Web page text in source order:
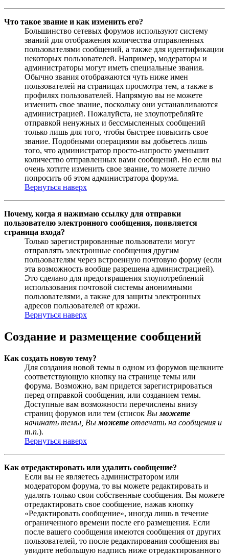
Что такое звание и как изменить его?
Большинство сетевых форумов используют систему
званий для отображения количества отправленных
пользователями сообщений, а также для идентификации
некоторых пользователей. Например, модераторы и
администраторы могут иметь специальные звания.
Обычно звания отображаются чуть ниже имен
пользователей на страницах просмотра тем, а также в
профилях пользователей. Напрямую вы не можете
изменить свое звание, поскольку они устанавливаются
администрацией. Пожалуйста, не злоупотребляйте
отправкой ненужных и бессмысленных сообщений
только лишь для того, чтобы быстрее повысить свое
звание. Подобными операциями вы добьетесь лишь
того, что администратор просто-напросто уменьшит
количество отправленных вами сообщений. Но если вы
очень хотите изменить свое звание, то можете лично
попросить об этом администратора форума.
Вернуться наверх
Почему, когда я нажимаю ссылку для отправки
пользователю электронного сообщения, появляется
страница входа?
Только зарегистрированные пользователи могут
отправлять электронные сообщения другим
пользователям через встроенную почтовую форму (если
эта возможность вообще разрешена администрацией).
Это сделано для предотвращения злоупотреблений
использования почтовой системы анонимными
пользователями, а также для защиты электронных
адресов пользователей от кражи.
Вернуться наверх
Создание и размещение сообщений
Как создать новую тему?
Для создания новой темы в одном из форумов щелкните
соответствующую кнопку на странице темы или
форума. Возможно, вам придется зарегистрироваться
перед отправкой сообщения, или созданием темы.
Доступные вам возможности перечислены внизу
страниц форумов или тем (список Выможете
начинать темы, Выможете отвечать на сообщения и
т.п.).
Вернуться наверх
Как отредактировать или удалить сообщение?
Если вы не являетесь администратором или
модератором форума, то вы можете редактировать и
удалять только свои собственные сообщения. Вы можете
отредактировать свое сообщение, нажав кнопку
«Редактировать сообщение», иногда лишь в течение
ограниченного времени после его размещения. Если
после вашего сообщения имеются сообщения от других
пользователей, то после редактирования сообщения вы
увидите небольшую надпись ниже отредактированного